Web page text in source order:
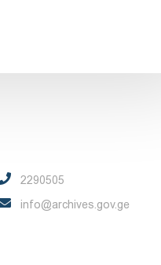
2290505
info@archives.gov.ge